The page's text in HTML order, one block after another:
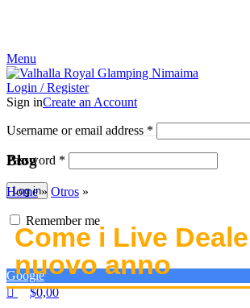
Menu
Login / Register
Sign inCreate an Account
Username or email address *
Password *
Log in
Remember me
Google
$0,00
Blog
Home» Otros »
Come i Live
nuovo anno